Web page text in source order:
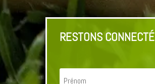
RESTONS CONNECTÉ